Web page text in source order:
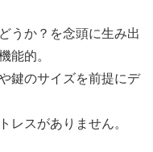
うか？を念頭に生み出
能的。
鍵のサイズを前提にデ
レスがありません。